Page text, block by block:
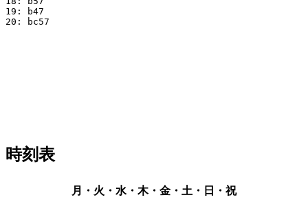
19: b47
20: bc57
時刻表
月・火・水・木・金・土・日・祝